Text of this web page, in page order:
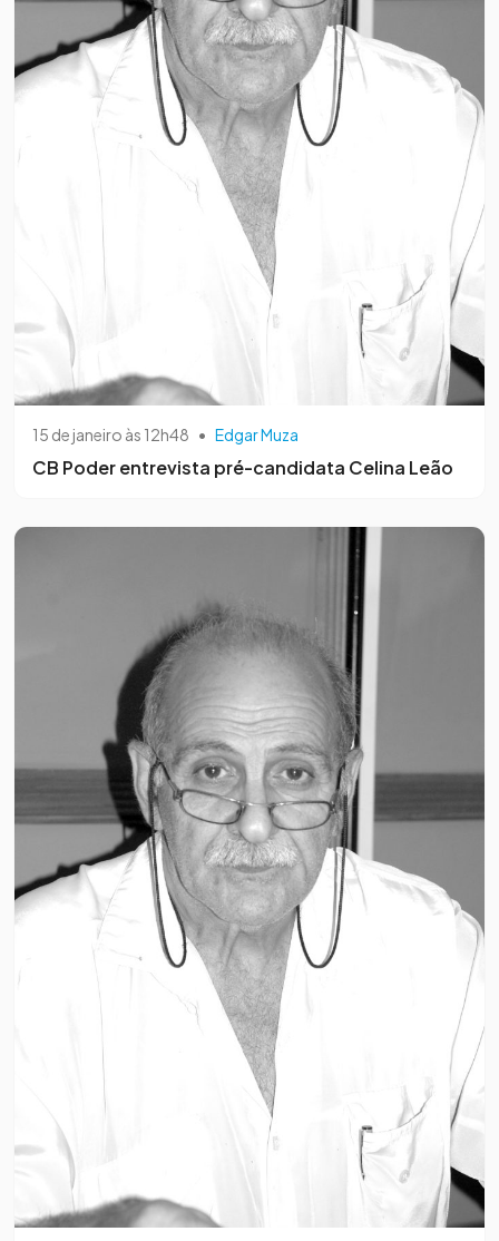
15 de janeiro às 12h48 • Edgar Muza
CB Poder entrevista pré-candidata Celina Leão